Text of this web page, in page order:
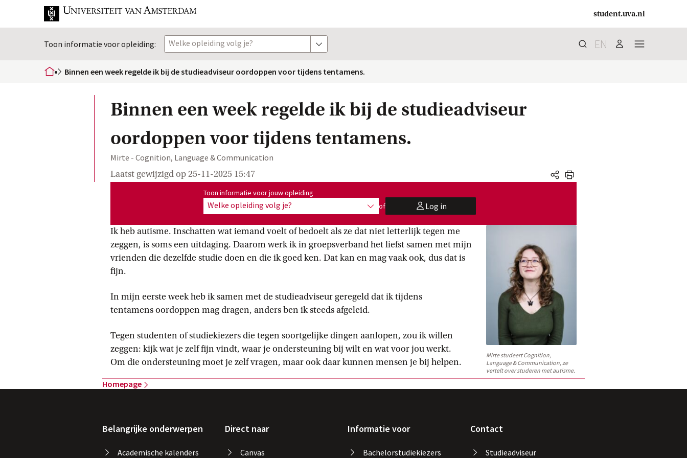
student.uva.nl
Toon informatie voor opleiding: Welke opleiding volg je? toon opties Zoeksearch
EN user menu
Binnen een week regelde ik bij de studieadviseur oordoppen voor tijdens tentamens.
Binnen een week regelde ik bij de studieadviseur
oordoppen voor tijdens tentamens.
Mirte - Cognition, Language & Communication
Laatst gewijzigd op25-11-2025 15:47
share
print
Toon informatie voor opleiding:Toon informatie voor jouw opleiding
Welke opleiding volg je? toon opties
of userLog in
Mirte studeert Cognition,
Language & Communication, ze
vertelt over studeren met autisme.
Ik heb autisme. Inschatten wat iemand voelt of bedoelt als ze dat niet letterlijk tegen me
zeggen, is soms een uitdaging. Daarom werk ik in groepsverband het liefst samen met mijn
vrienden die dezelfde studie doen en die ik goed ken. Dat kan en mag vaak ook, dus dat is
fijn.
In mijn eerste week heb ik samen met de studieadviseur geregeld dat ik tijdens
tentamens oordoppen mag dragen, anders ben ik steeds afgeleid.
Tegen studenten of studiekiezers die tegen soortgelijke dingen aanlopen, zou ik willen
zeggen: kijk wat je zelf fijn vindt, waar je ondersteuning bij wilt en wat voor jou werkt.
Om die ondersteuning moet je zelf vragen, maar ook daar kunnen mensen je bij helpen.
Homepage
Belangrijke onderwerpen
Academische kalenders
Direct naar
Canvas
Informatie voor
Bachelorstudiekiezers
Contact
Studieadviseur